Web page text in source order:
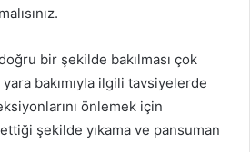
bir şekilde bakılması çok
bakımıyla ilgili tavsiyelerde
önlemek için
şekilde yıkama ve pansuman